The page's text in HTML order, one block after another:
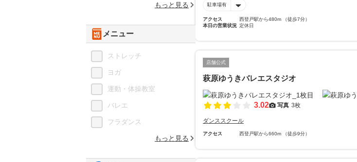
駐車場有
アクセス
西登戸駅から480m （徒歩7分）
本日の営業状況 定休日
店舗公式
萩原ゆうきバレエスタジオ
3.02 写真 3枚
ダンススクール
アクセス 西登戸駅から660m （徒歩9分）
もっと見る
メニュー
ストレッチ
ヨガ
運動・体操教室
バレエ
フラダンス
もっと見る